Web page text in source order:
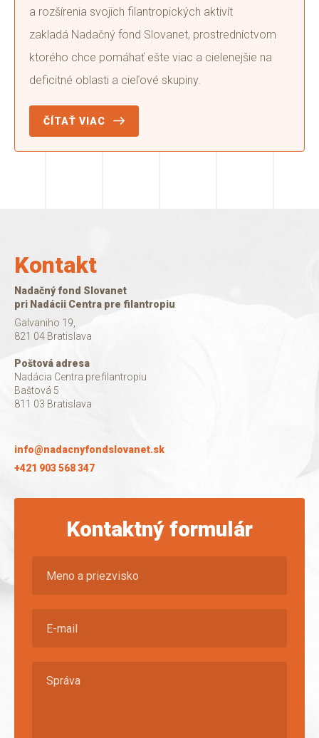
a rozšírenia svojich filantropických aktivít
zakladá Nadačný fond Slovanet, prostredníctvom
ktorého chce pomáhať ešte viac a cielenejšie na
deficitné oblasti a cieľové skupiny.
ČÍTAŤ VIAC
Kontakt
Nadačný fond Slovanet
pri Nadácii Centra pre filantropiu
Galvaniho 19,
821 04 Bratislava
Poštová adresa
Nadácia Centra pre filantropiu
Baštová 5
811 03 Bratislava
info@nadacnyfondslovanet.sk
+421 903 568 347
Kontaktný formulár